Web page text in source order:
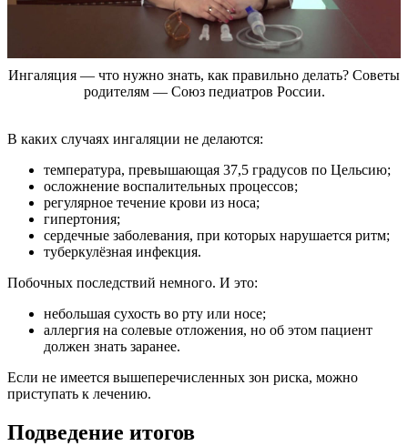
Ингаляция — что нужно знать, как правильно делать? Советы
родителям — Союз педиатров России.
В каких случаях ингаляции не делаются:
температура, превышающая 37,5 градусов по Цельсию;
осложнение воспалительных процессов;
регулярное течение крови из носа;
гипертония;
сердечные заболевания, при которых нарушается ритм;
туберкулёзная инфекция.
Побочных последствий немного. И это:
небольшая сухость во рту или носе;
аллергия на солевые отложения, но об этом пациент
должен знать заранее.
Если не имеется вышеперечисленных зон риска, можно
приступать к лечению.
Подведение итогов